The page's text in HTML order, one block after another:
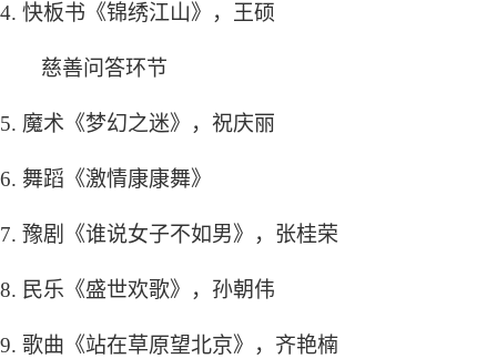
4. 快板书 《锦绣江山》 ，王硕
慈善问答环节
5. 魔术《梦幻之迷》，祝庆丽
6. 舞蹈 《激情康康舞》
7. 豫剧 《谁说女子不如男》 ， 张桂荣
8. 民乐 《盛世欢歌》 ， 孙朝伟
9. 歌曲 《站在草原望北京》 ， 齐艳楠